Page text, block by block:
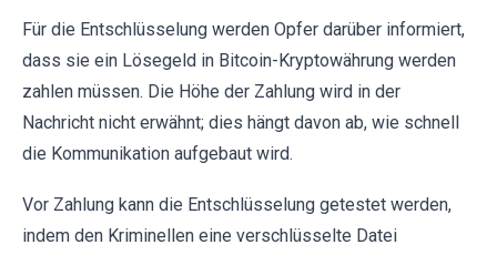
Für die Entschlüsselung werden Opfer darüber informiert,
dass sie ein Lösegeld in Bitcoin-Kryptowährung werden
zahlen müssen. Die Höhe der Zahlung wird in der
Nachricht nicht erwähnt; dies hängt davon ab, wie schnell
die Kommunikation aufgebaut wird.
Vor Zahlung kann die Entschlüsselung getestet werden,
indem den Kriminellen eine verschlüsselte Datei